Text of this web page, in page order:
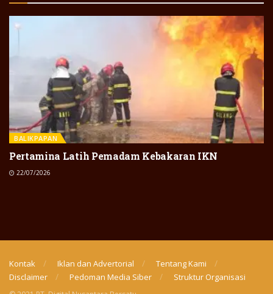
BALIKPAPAN
Pertamina Latih Pemadam Kebakaran IKN
22/07/2026
Kontak Iklan dan Advertorial
Tentang Kami
Disclaimer
Pedoman Media Siber Struktur Organisasi